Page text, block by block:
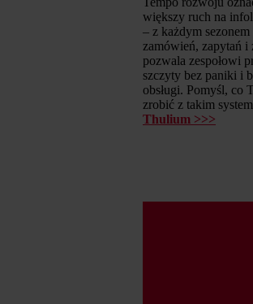
większy ruch na
– z każdym
zamówień, zapytań i
pozwala zespołowi
szczyty bez paniki i
obsługi. Pomyśl, co
zrobić z takim
Thulium >>>